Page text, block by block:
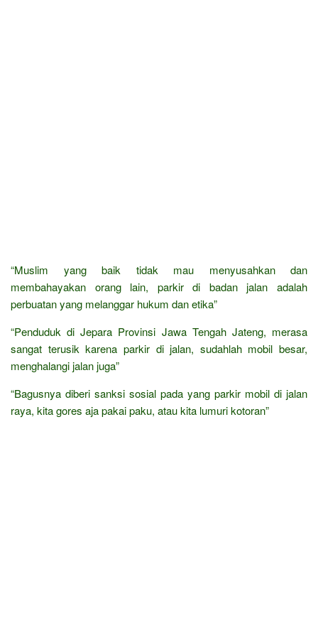
“Muslim yang baik tidak mau menyusahkan dan
membahayakan orang lain, parkir di badan jalan adalah
perbuatan yang melanggar hukum dan etika”
“Penduduk di Jepara Provinsi Jawa Tengah Jateng, merasa
sangat terusik karena parkir di jalan, sudahlah mobil besar,
menghalangi jalan juga”
“Bagusnya diberi sanksi sosial pada yang parkir mobil di jalan
raya, kita gores aja pakai paku, atau kita lumuri kotoran”